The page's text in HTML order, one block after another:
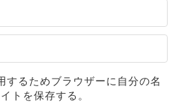
するためブラウザーに自分の名
トを保存する。